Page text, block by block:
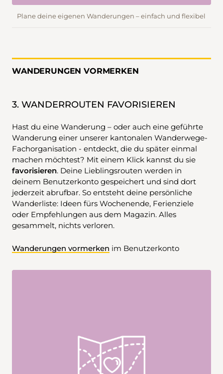
Plane deine eigenen Wanderungen – einfach und flexibel
WANDERUNGEN VORMERKEN
3. WANDERROUTEN FAVORISIEREN
Hast du eine Wanderung – oder auch eine geführte
Wanderung einer unserer kantonalen Wanderwege-
Fachorganisation - entdeckt, die du später einmal
machen möchtest? Mit einem Klick kannst du sie
favorisieren. Deine Lieblingsrouten werden in
deinem Benutzerkonto gespeichert und sind dort
jederzeit abrufbar. So entsteht deine persönliche
Wanderliste: Ideen fürs Wochenende, Ferienziele
oder Empfehlungen aus dem Magazin. Alles
gesammelt, nichts verloren.
Wanderungen vormerken im Benutzerkonto